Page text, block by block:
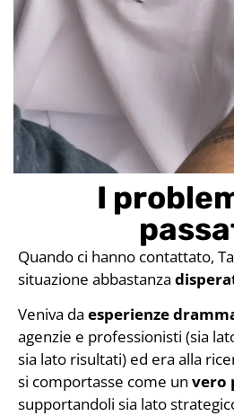
I
Quando ci hanno contattato,
situazione abbastanza
Veniva da esperienze
agenzie e professionisti (sia
sia lato risultati) ed era alla
si comportasse come un vero
supportandoli sia lato